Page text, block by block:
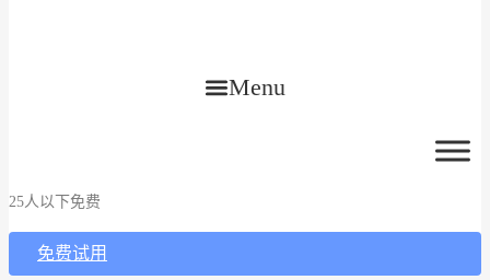
Menu
25人以下免费
免费试用